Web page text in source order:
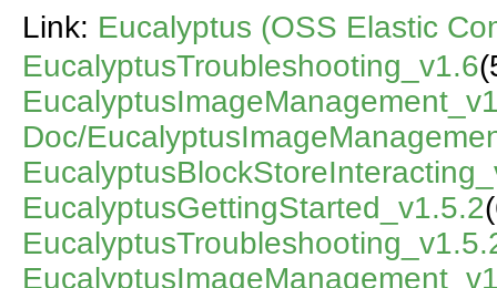
Link: Eucalyptus (OSS Elastic
EucalyptusTroubleshooting_v1.6
Doc/
EucalyptusGettingStarted_v1.5.2